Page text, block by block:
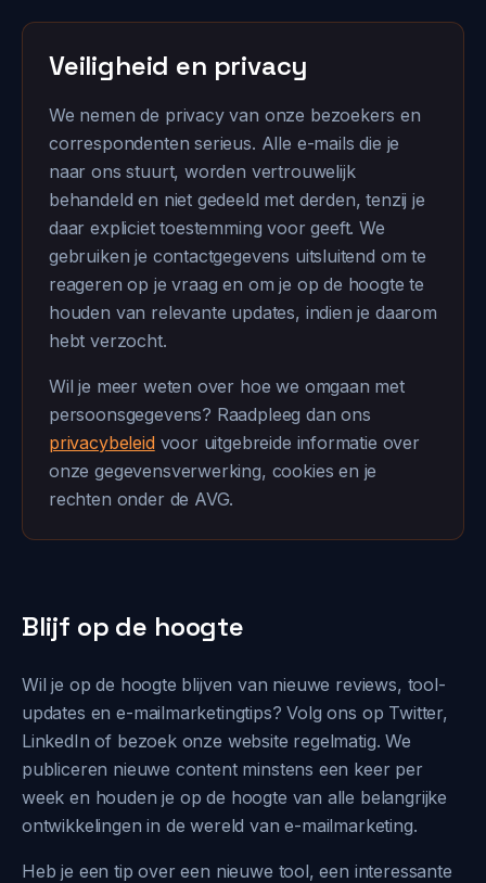
Veiligheid en privacy
We nemen de privacy van onze bezoekers en
correspondenten serieus. Alle e-mails die je
naar ons stuurt, worden vertrouwelijk
behandeld en niet gedeeld met derden, tenzij je
daar expliciet toestemming voor geeft. We
gebruiken je contactgegevens uitsluitend om te
reageren op je vraag en om je op de hoogte te
houden van relevante updates, indien je daarom
hebt verzocht.
Wil je meer weten over hoe we omgaan met
persoonsgegevens? Raadpleeg dan ons
privacybeleidvoor uitgebreide informatie over
onze gegevensverwerking, cookies en je
rechten onder de AVG.
Blijf op de hoogte
Wil je op de hoogte blijven van nieuwe reviews, tool-
updates en e-mailmarketingtips? Volg ons op Twitter,
LinkedIn of bezoek onze website regelmatig. We
publiceren nieuwe content minstens een keer per
week en houden je op de hoogte van alle belangrijke
ontwikkelingen in de wereld van e-mailmarketing.
Heb je een tip over een nieuwe tool, een interessante